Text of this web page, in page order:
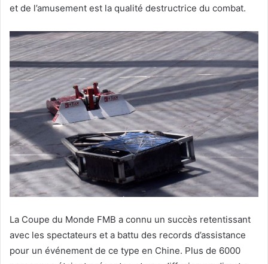
et de l’amusement est la qualité destructrice du combat.
La Coupe du Monde FMB a connu un succès retentissant
avec les spectateurs et a battu des records d’assistance
pour un événement de ce type en Chine. Plus de 6000